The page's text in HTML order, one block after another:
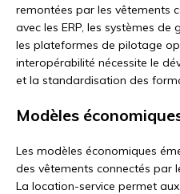
remontées par les vêtements
avec les ERP, les systèmes
les plateformes de pilotage
interopérabilité nécessite le
et la standardisation des
Modèles
Les modèles économiques
des vêtements connectés par
La location-service permet aux